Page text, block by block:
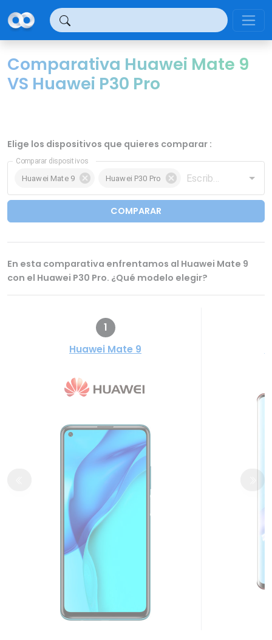
Comparativa Huawei Mate 9
VS Huawei P30 Pro
Elige los dispositivos que quieres comparar :
Comparar dispositivos
Huawei Mate 9 Huawei P30 Pro
COMPARAR
En esta comparativa enfrentamos al Huawei Mate 9
con el Huawei P30 Pro. ¿Qué modelo elegir?
1
Huawei Mate 9
Panel de gestión de cookies